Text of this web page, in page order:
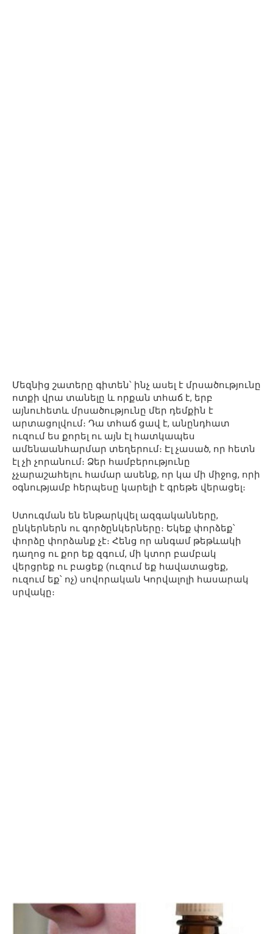
Մեզնից շատերը գիտեն՝ ինչ ասել է մրսածությունը
ոտքի վրա տանելը և որքան տհաճ է, երբ
այնուհետև մրսածությունը մեր դեմքին է
արտացոլվում։ Դա տհաճ ցավ է, անընդհատ
ուզում ես քորել ու այն էլ հատկապես
ամենաանհարմար տեղերում։ Էլ չասած, որ հետն
էլ չի չորանում։ Ձեր համբերությունը
չչարաշահելու համար ասենք, որ կա մի միջոց, որի
օգնությամբ հերպեսը կարելի է գրեթե վերացել։
Ստուգման են ենթարկվել ազգականները,
ընկերներն ու գործընկերները։ Եկեք փորձեք՝
փորձը փորձանք չէ։ Հենց որ անգամ թեթևակի
դաղոց ու քոր եք զգում, մի կտոր բամբակ
վերցրեք ու բացեք (ուզում եք հավատացեք,
ուզում եք՝ ոչ) սովորական Կորվալոլի հասարակ
սրվակը։